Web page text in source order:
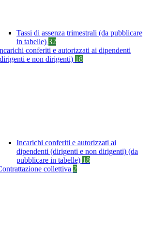
Tassi di assenza trimestrali (da pubblicare
in tabelle) 32
conferiti e autorizzati ai dipendenti
e non dirigenti) 18
Incarichi conferiti e autorizzati ai
dipendenti (dirigenti e non dirigenti) (da
pubblicare in tabelle) 18
collettiva 2